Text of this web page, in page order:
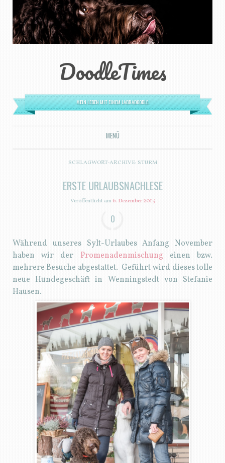
DoodleTimes
MEIN LEBEN MIT EINEM LABRADOODLE.
MENÜ
ZUM INHALT SPRINGEN
SCHLAGWORT-ARCHIVE: STURM
ERSTE URLAUBSNACHLESE
Veröffentlicht am6. Dezember 2015
0
Während unseres Sylt-Urlaubes Anfang November
haben wir der Promenadenmischung einen bzw.
mehrere Besuche abgestattet. Geführt wird dieses tolle
neue Hundegeschäft in Wenningstedt von Stefanie
Hausen.